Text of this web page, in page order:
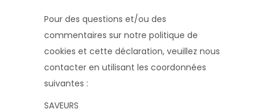
Pour des questions et/ou des
commentaires sur notre politique de
cookies et cette déclaration, veuillez nous
contacter en utilisant les coordonnées
suivantes :
SAVEURS